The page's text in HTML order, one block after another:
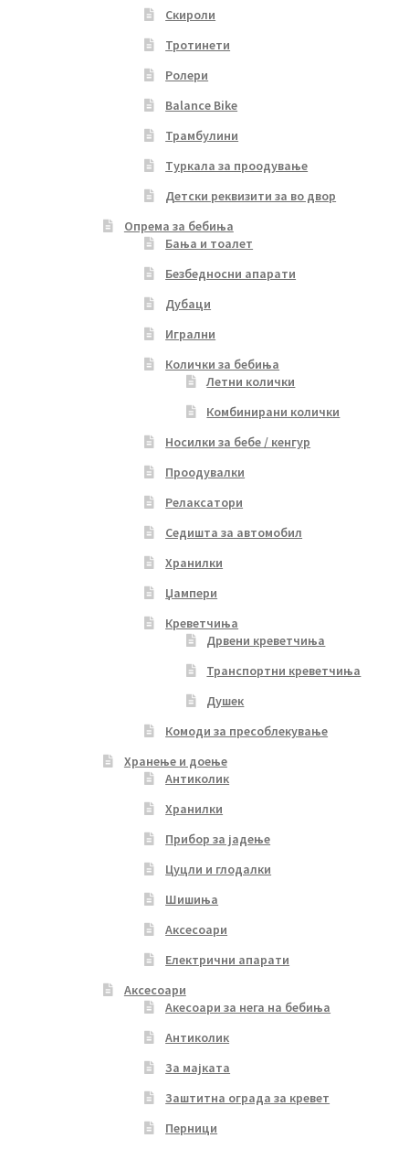
Скироли
Тротинети
Ролери
Balance Bike
Трамбулини
Туркала за проодување
Детски реквизити за во двор
Опрема за бебиња
Бања и тоалет
Безбедносни апарати
Дубаци
Игрални
Колички за бебиња
Летни колички
Комбинирани колички
Носилки за бебе / кенгур
Проодувалки
Релаксатори
Седишта за автомобил
Хранилки
Џампери
Креветчиња
Дрвени креветчиња
Транспортни креветчиња
Душек
Комоди за пресоблекување
Хранење и доење
Антиколик
Хранилки
Прибор за јадење
Цуцли и глодалки
Шишиња
Аксесоари
Електрични апарати
Аксесоари
Акесоари за нега на бебиња
Антиколик
За мајката
Заштитна ограда за кревет
Перници